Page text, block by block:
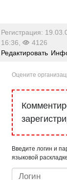
Регистрация:
16:36,
4126
Редактировать
Оцените
Введите логин и
языковой